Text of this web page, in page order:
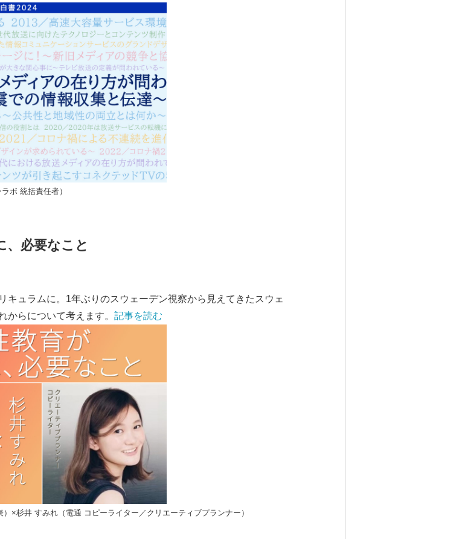
ボ 統括責任者）
、必要なこと
キュラムに。1年ぶりのスウェーデン視察から見えてきたスウェ
からについて考えます。 記事を読む
×杉井 すみれ（電通 コピーライター／クリエーティブプランナー）